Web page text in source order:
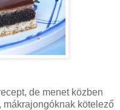
de menet közben
mákrajongóknak kötelező